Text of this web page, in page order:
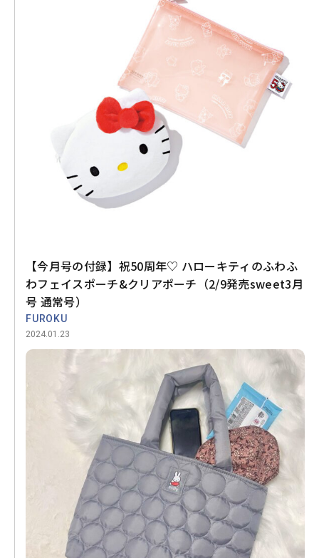
【今月号の付録】祝50周年♡ ハローキティのふわふ
わフェイスポーチ&クリアポーチ（2/9発売sweet3月
号 通常号）
FUROKU
2024.01.23